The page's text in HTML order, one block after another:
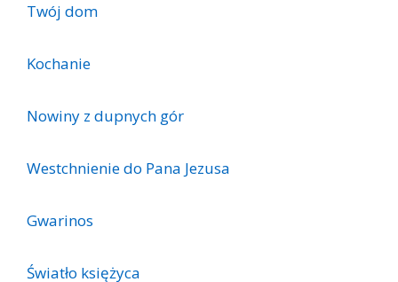
Twój dom
Kochanie
Nowiny z dupnych gór
Westchnienie do Pana Jezusa
Gwarinos
Światło księżyca